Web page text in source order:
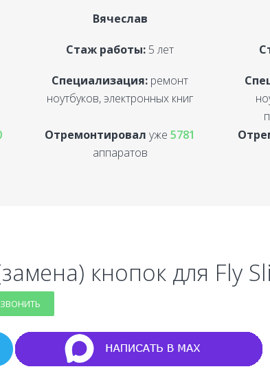
Вячеслав
Стаж работы: 5 лет
Специализация: ремонт
ноутбуков, электронных книг
Отремонтировалуже5781
аппаратов
кнопок для Fly